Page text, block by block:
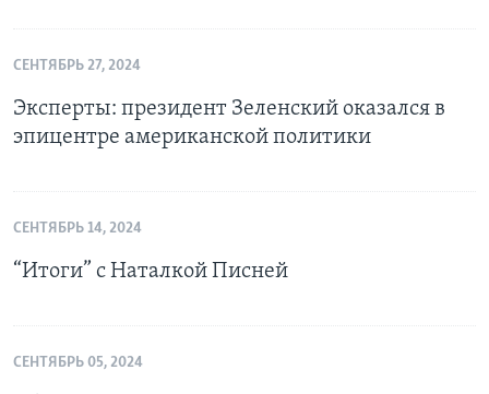
СЕНТЯБРЬ 27, 2024
Эксперты: президент Зеленский оказался в
эпицентре американской политики
СЕНТЯБРЬ 14, 2024
“Итоги” с Наталкой Писней
СЕНТЯБРЬ 05, 2024